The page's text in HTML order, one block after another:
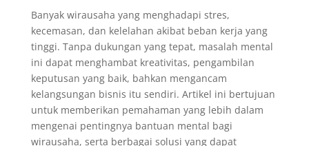
Banyak wirausaha yang menghadapi stres,
kecemasan, dan kelelahan akibat beban kerja yang
tinggi. Tanpa dukungan yang tepat, masalah mental
ini dapat menghambat kreativitas, pengambilan
keputusan yang baik, bahkan mengancam
kelangsungan bisnis itu sendiri. Artikel ini bertujuan
untuk memberikan pemahaman yang lebih dalam
mengenai pentingnya bantuan mental bagi
wirausaha, serta berbagai solusi yang dapat